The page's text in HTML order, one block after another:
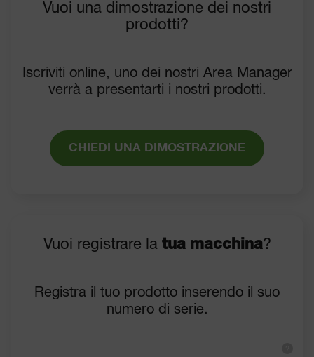
Vuoi una dimostrazione dei nostri
prodotti?
Iscriviti online, uno dei nostri Area Manager
verrà a presentarti i nostri prodotti.
CHIEDI UNA DIMOSTRAZIONE
Vuoi registrare la tua macchina?
Registra il tuo prodotto inserendo il suo
numero di serie.